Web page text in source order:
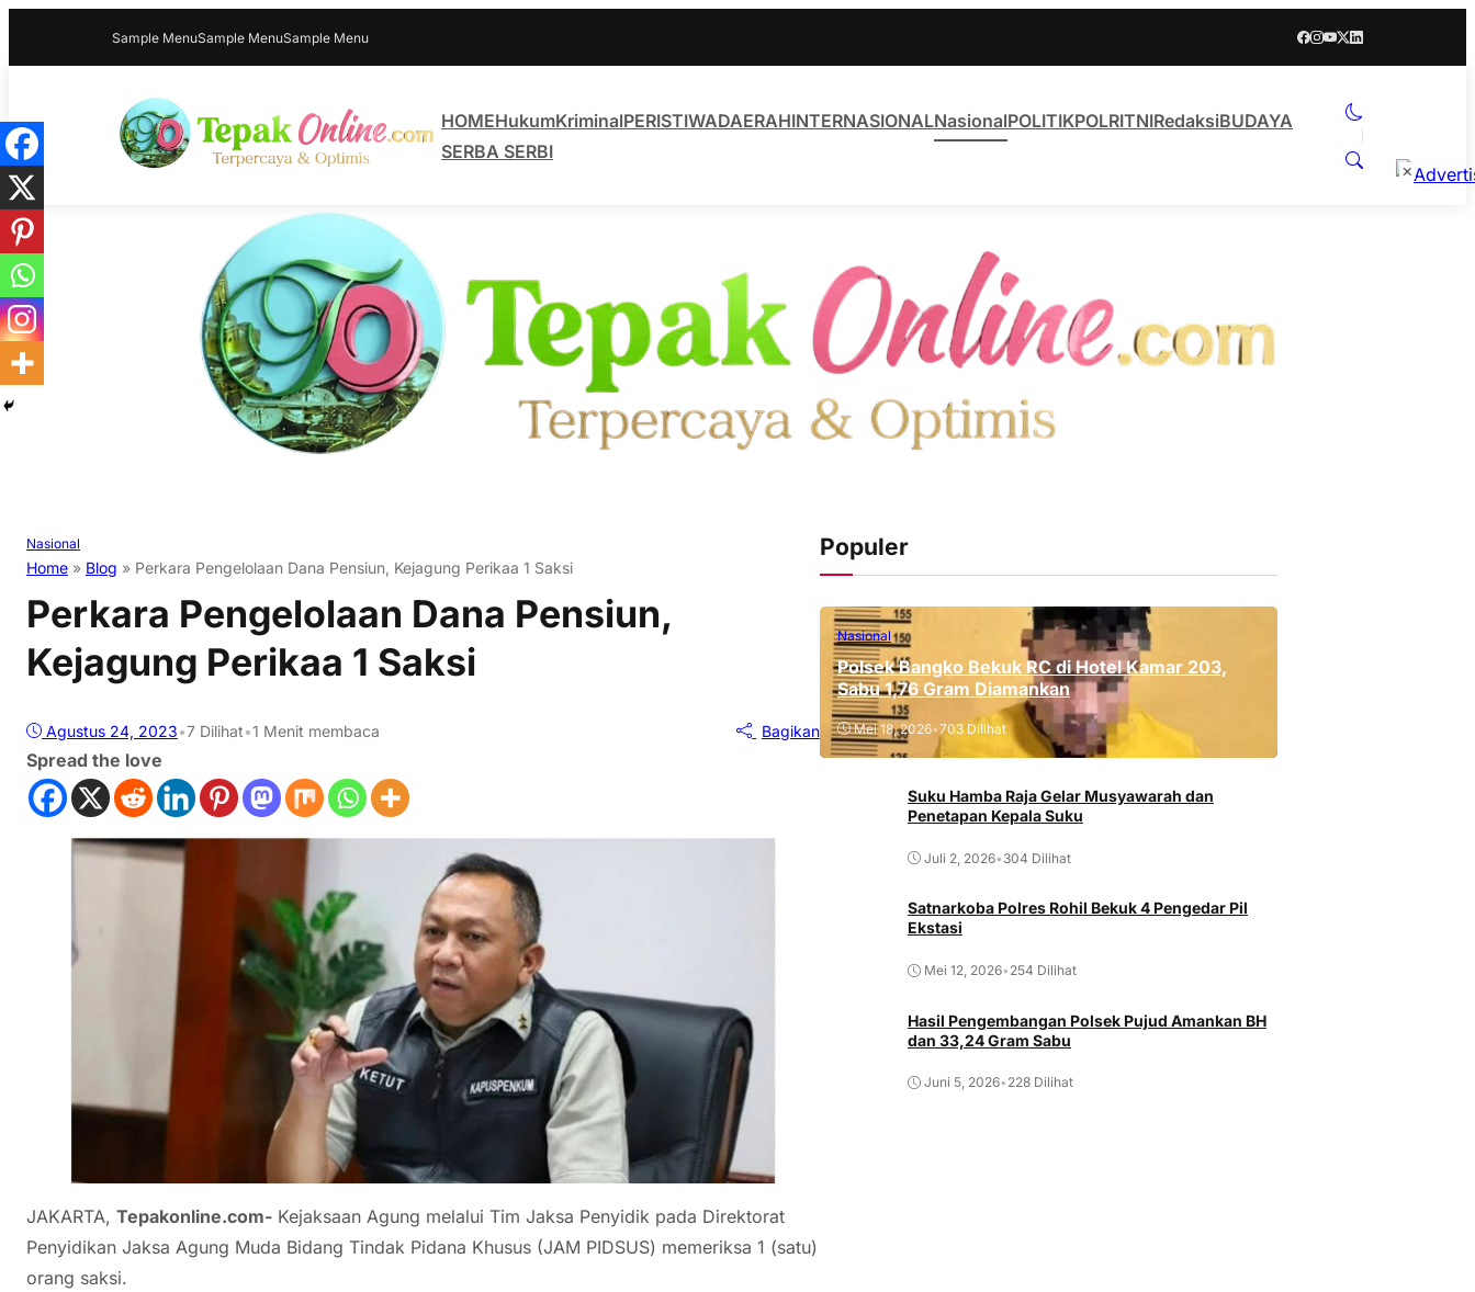
Sample MenuSample MenuSample Menu
HOMEHukumKriminalPERISTIWADAERAHINTERNASIONALNasionalPOLITIKPOLRITNIRedaksiBUDAYA
SERBA SERBI
Nasional
Home » Blog » Perkara Pengelolaan Dana Pensiun, Kejagung Perikaa 1 Saksi
Perkara Pengelolaan Dana Pensiun,
Kejagung Perikaa 1 Saksi
Agustus 24, 2023•7 Dilihat•1 Menit membaca Bagikan
Spread the love
JAKARTA, Tepakonline.com- Kejaksaan Agung melalui Tim Jaksa Penyidik pada Direktorat
Penyidikan Jaksa Agung Muda Bidang Tindak Pidana Khusus (JAM PIDSUS) memeriksa 1 (satu)
orang saksi.
Populer
Nasional
Polsek Bangko Bekuk RC di Hotel Kamar 203,
Sabu 1,76 Gram Diamankan
Mei 18, 2026•703 Dilihat
Suku Hamba Raja Gelar Musyawarah dan
Penetapan Kepala Suku
Juli 2, 2026• 304 Dilihat
Satnarkoba Polres Rohil Bekuk 4 Pengedar Pil
Ekstasi
Mei 12, 2026• 254 Dilihat
Hasil Pengembangan Polsek Pujud Amankan BH
dan 33,24 Gram Sabu
Juni 5, 2026• 228 Dilihat
×